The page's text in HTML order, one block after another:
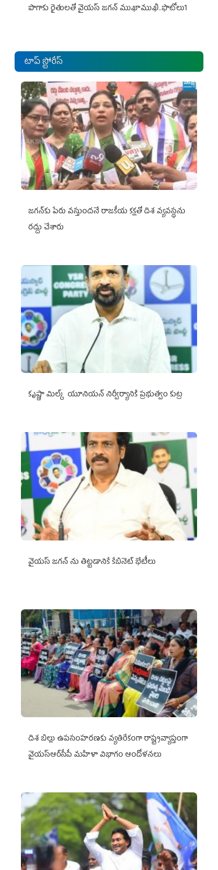
పొగాకు రైతుల‌తో వైయ‌స్ జ‌గ‌న్ ముఖాముఖి..ఫొటోలు1
టాప్ స్టోరీస్
జగన్‌కు పేరు వస్తుందనే రాజకీయ కక్షతో దిశ వ్య‌వ‌స్థ‌ను
రద్దు చేశారు
కృష్ణా మిల్క్‌ యూనియన్‌ నిర్వీర్యానికి ప్రభుత్వం కుట్ర
వైయ‌స్ జగన్‌ ను తిట్టడానికే కేబినెట్‌ భేటీలు
దిశ బిల్లు ఉపసంహరణకు వ్యతిరేకంగా రాష్ట్రవ్యాప్తంగా
వైయ‌స్ఆర్‌సీపీ మహిళా విభాగం ఆందోళనలు